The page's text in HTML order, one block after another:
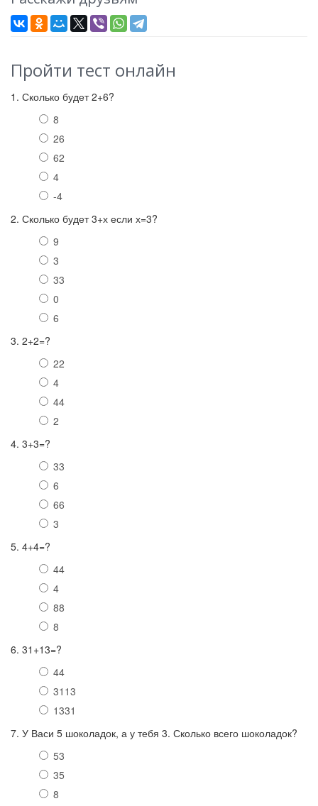
Пройти тест онлайн
1. Сколько будет 2+6?
8
26
62
4
-4
2. Сколько будет 3+х если х=3?
9
3
33
0
6
3. 2+2=?
22
4
44
2
4. 3+3=?
33
6
66
3
5. 4+4=?
44
4
88
8
6. 31+13=?
44
3113
1331
7. У Васи 5 шоколадок, а у тебя 3. Сколько всего шоколадок?
53
35
8